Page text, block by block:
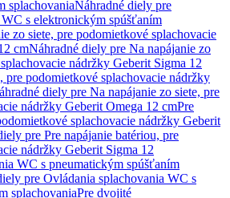
splachovaniaNáhradné diely pre
s elektronickým spúšťaním
zo siete, pre podomietkové splachovacie
cmNáhradné diely pre Na napájanie zo
nádržky Geberit Sigma 12
pre podomietkové splachovacie nádržky
diely pre Na napájanie zo siete, pre
nádržky Geberit Omega 12 cmPre
splachovacie nádržky Geberit
pre Pre napájanie batériou, pre
nádržky Geberit Sigma 12
WC s pneumatickým spúšťaním
pre Ovládania splachovania WC s
splachovaniaPre dvojité